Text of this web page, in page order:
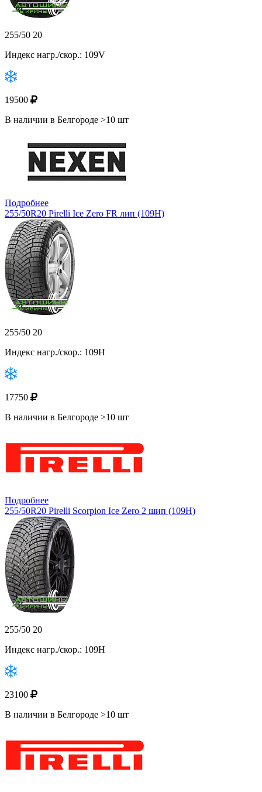
255/50 20
Индекс нагр./скор.: 109V
19500
В наличии в Белгороде >10 шт
Подробнее
255/50R20 Pirelli Ice Zero FR лип (109H)
255/50 20
Индекс нагр./скор.: 109H
17750
В наличии в Белгороде >10 шт
Подробнее
255/50R20 Pirelli Scorpion Ice Zero 2 шип (109H)
255/50 20
Индекс нагр./скор.: 109H
23100
В наличии в Белгороде >10 шт